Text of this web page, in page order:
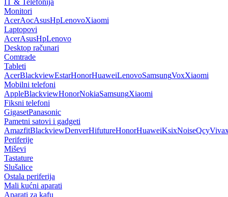
IT & Telefonija
Monitori
AcerAocAsusHpLenovoXiaomi
Laptopovi
AcerAsusHpLenovo
Desktop računari
Comtrade
Tableti
AcerBlackviewEstarHonorHuaweiLenovoSamsungVoxXiaomi
Mobilni telefoni
AppleBlackviewHonorNokiaSamsungXiaomi
Fiksni telefoni
GigasetPanasonic
Pametni satovi i gadgeti
AmazfitBlackviewDenverHifutureHonorHuaweiKsixNoiseQcy
Periferije
Miševi
Tastature
Slušalice
Ostala periferija
Mali kućni aparati
Aparati za kafu